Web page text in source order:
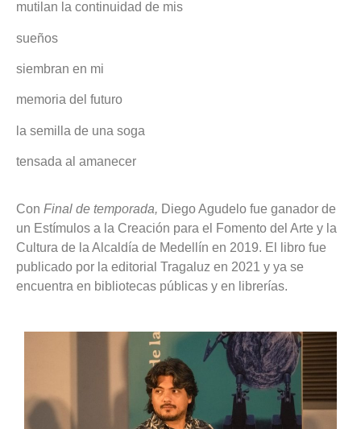
mutilan la continuidad de mis
sueños
siembran en mi
memoria del futuro
la semilla de una soga
tensada al amanecer
Con Final de temporada, Diego Agudelo fue ganador de
un Estímulos a la Creación para el Fomento del Arte y la
Cultura de la Alcaldía de Medellín en 2019. El libro fue
publicado por la editorial Tragaluz en 2021 y ya se
encuentra en bibliotecas públicas y en librerías.